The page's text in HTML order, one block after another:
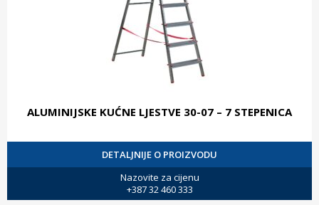
ALUMINIJSKE KUĆNE LJESTVE 30-07 – 7 STEPENICA
DETALJNIJE O PROIZVODU
Nazovite za cijenu
+387 32 460 333